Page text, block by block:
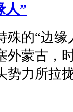
人”
殊的“边
外蒙古，
势力所